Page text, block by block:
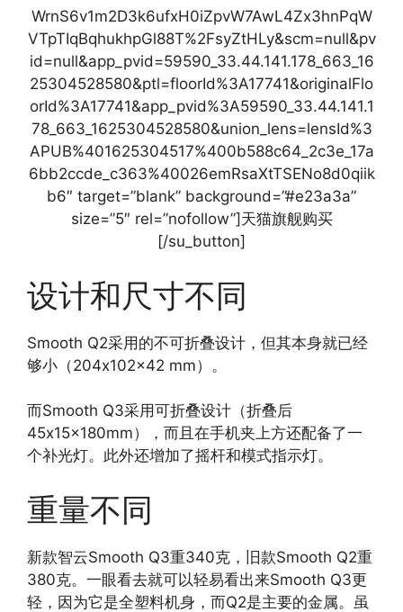
WrnS6v1m2D3k6ufxH0iZpvW7AwL4Zx3hnPqW
VTpTIqBqhukhpGl88T%2FsyZtHLy&scm=null&pv
id=null&app_pvid=59590_33.44.141.178_663_16
25304528580&ptl=floorId%3A17741&originalFlo
orId%3A17741&app_pvid%3A59590_33.44.141.1
78_663_1625304528580&union_lens=lensId%3
APUB%401625304517%400b588c64_2c3e_17a
6bb2ccde_c363%40026emRsaXtTSENo8d0qiik
b6″ target=”blank” background=”#e23a3a”
size=”5″ rel=”nofollow”]天猫旗舰购买
[/su_button]
设计和尺寸不同
Smooth Q2采用的不可折叠设计，但其本身就已经
够小（204x102x42 mm）。
而Smooth Q3采用可折叠设计（折叠后
45x15x180mm），而且在手机夹上方还配备了一
个补光灯。此外还增加了摇杆和模式指示灯。
重量不同
新款智云Smooth Q3重340克，旧款Smooth Q2重
380克。一眼看去就可以轻易看出来Smooth Q3更
轻，因为它是全塑料机身，而Q2是主要的金属。虽